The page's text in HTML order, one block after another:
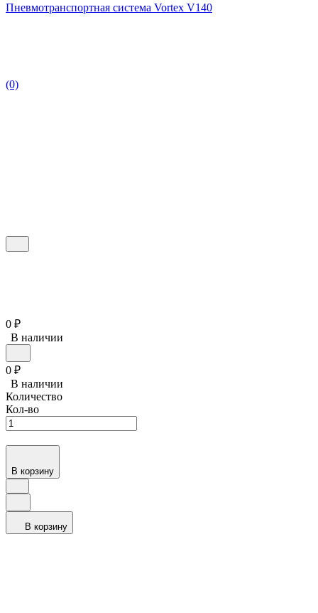
Пневмотранспортная система Vortex V140
(0)
0 ₽
В наличии
0 ₽
В наличии
Количество
Кол-во
В корзину
В корзину